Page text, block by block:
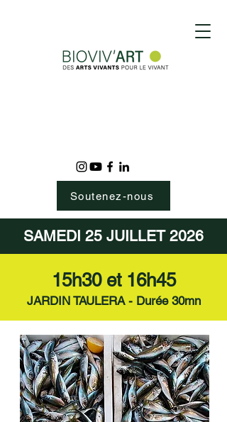
Soutenez-nous
SAMEDI 25 JUILLET 2026
15h30 et 16h45
JARDIN TAULERA - Durée 30mn